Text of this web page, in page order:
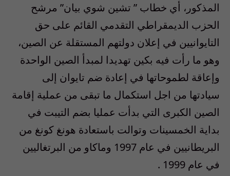
المذكور، أي خطاب ” تشين شوي بيان” مرشح
الحزب الديمقراطي التقدمي القائم على حق
التايوانيين في إعلان دولتهم المستقلة عن الصين،
وهو ما رأت فيه بكين تهديدا لمبدأ الصين الواحدة
وإعاقة لطموحاتها في إعادة ضم تايوان إلى
سيادتها من اجل استكمال ما تبقى من عملية إقامة
الصين الكبرى التي بدأت عمليا بضم التيبت في
بداية الخمسينات وتوالت باستعادة هونغ كونغ من
البريطانيين في عام 1997 وماكاو من البرتغاليين
في عام 1999 .